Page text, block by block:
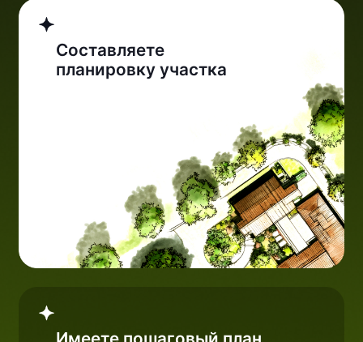
(планировкой) участка, знаете,
из каких этапов она состоит